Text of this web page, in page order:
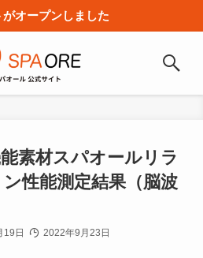
オープンしました
素材スパオールリラ
性能測定結果（脳波
19日 2022年9月23日